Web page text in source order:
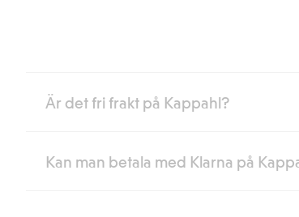
Är det fri frakt på Kappahl?
Är du medlem i Kappahl Club har du alltid gratis
Kan man betala med Klarna på